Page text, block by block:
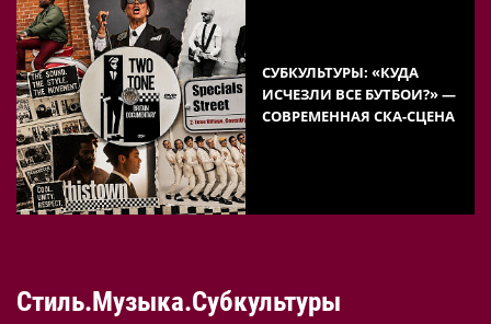
СУБКУЛЬТУРЫ: «КУДА
ИСЧЕЗЛИ ВСЕ БУТБОИ?» —
СОВРЕМЕННАЯ СКА-СЦЕНА
Стиль.Музыка.Субкультуры